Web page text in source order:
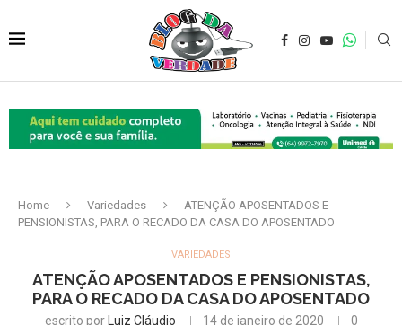
Home Variedades
ATENÇÃO APOSENTADOS E
PENSIONISTAS, PARA O RECADO DA CASA DO APOSENTADO
VARIEDADES
ATENÇÃO APOSENTADOS E PENSIONISTAS,
PARA O RECADO DA CASA DO APOSENTADO
escrito por Luiz Cláudio 14 de janeiro de 2020
0